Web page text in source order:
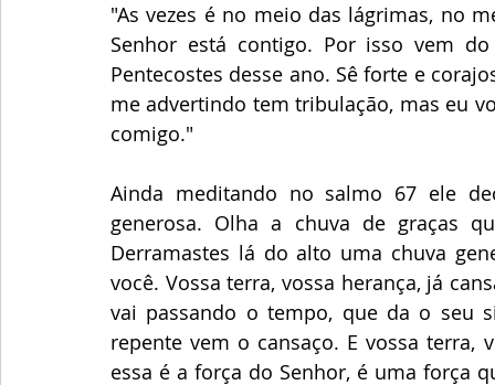
"As vezes é no meio das lágrimas, no
Senhor está contigo. Por isso vem
Pentecostes desse ano. Sê forte e
me advertindo tem tribulação, mas eu
comigo."
Ainda meditando no salmo 67 ele
generosa. Olha a chuva de graças
Derramastes lá do alto uma chuva
você. Vossa terra, vossa herança, já
vai passando o tempo, que da o seu
repente vem o cansaço. E vossa terra,
essa é a força do Senhor, é uma força